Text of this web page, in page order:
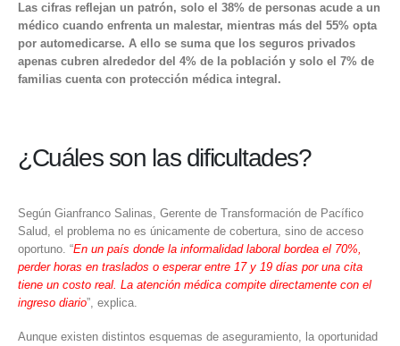
Las cifras reflejan un patrón, solo el 38% de personas acude a un
médico cuando enfrenta un malestar, mientras más del 55% opta
por automedicarse. A ello se suma que los seguros privados
apenas cubren alrededor del 4% de la población y solo el 7% de
familias cuenta con protección médica integral.
¿Cuáles son las dificultades?
Según Gianfranco Salinas, Gerente de Transformación de Pacífico
Salud , el problema no es únicamente de cobertura, sino de acceso
oportuno. “En un país donde la informalidad laboral bordea el 70%,
perder horas en traslados o esperar entre 17 y 19 días por una cita
tiene un costo real. La atención médica compite directamente con el
ingreso diario”, explica.
Aunque existen distintos esquemas de aseguramiento, la oportunidad